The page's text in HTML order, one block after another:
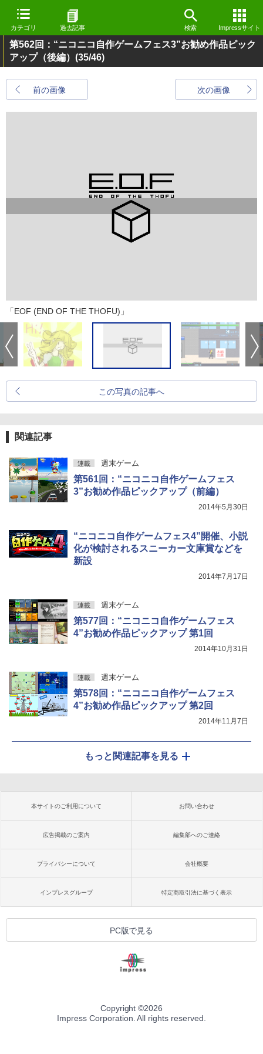
カテゴリ 過去記事 検索 Impressサイト
第562回：“ニコニコ自作ゲームフェス3”お勧め作品ピック
アップ（後編） (35/46)
前の画像 次の画像
「EOF (END OF THE THOFU)」
この写真の記事へ
関連記事
連載 週末ゲーム
第561回：“ニコニコ自作ゲームフェス
3”お勧め作品ピックアップ（前編）
2014年5月30日
“ニコニコ自作ゲームフェス4”開催、小説
化が検討されるスニーカー文庫賞などを
新設
2014年7月17日
連載 週末ゲーム
第577回：“ニコニコ自作ゲームフェス
4”お勧め作品ピックアップ 第1回
2014年10月31日
連載 週末ゲーム
第578回：“ニコニコ自作ゲームフェス
4”お勧め作品ピックアップ 第2回
2014年11月7日
もっと関連記事を見る
本サイトのご利用について お問い合わせ
広告掲載のご案内 編集部へのご連絡
プライバシーについて 会社概要
インプレスグループ 特定商取引法に基づく表示
PC版で見る
Copyright ©2026
Impress Corporation. All rights reserved.